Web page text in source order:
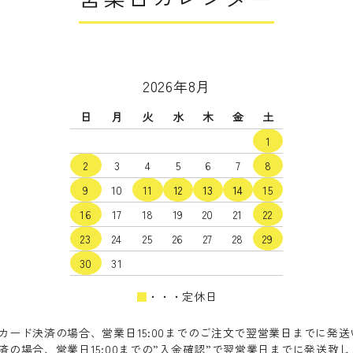
2026年8月
日 月 火 水 木 金
土
1
2
3 4 5 6 7
8
9
10 11 12 13 14
15
16
17 18 19 20 21
22
23
24 25 26 27 28
29
30
31
■ ・・・定休日
ード決済の場合、営業日15:00までのご注文で翌営業日までに発送
の場合、営業日15:00までの”入金確認”で翌営業日までに発送致し